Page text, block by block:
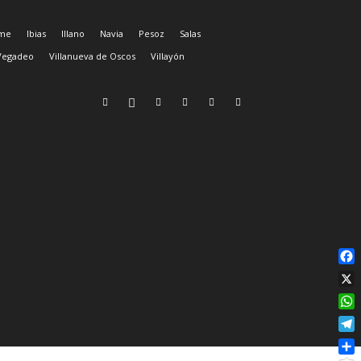
Ibias Illano Navia Pesoz
Salas
Villanueva de Oscos
Villayón
X